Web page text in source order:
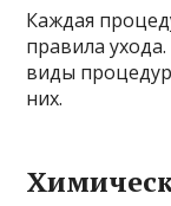
Каждая
правила
виды
них.